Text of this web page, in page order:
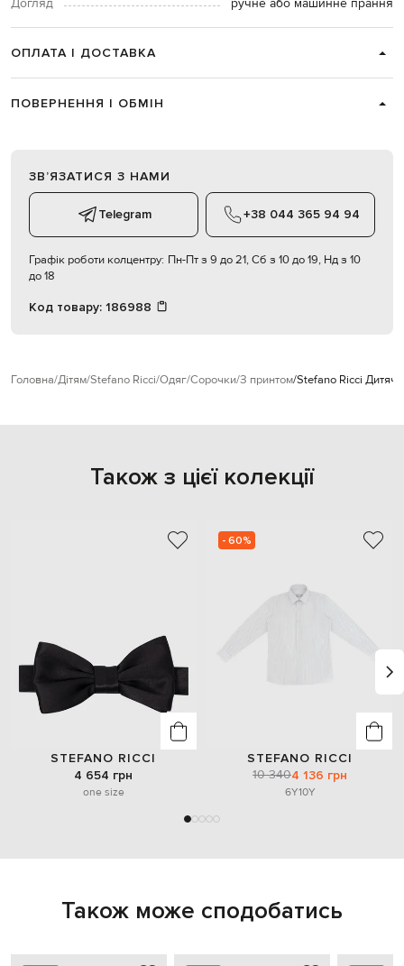
Догляд ручне або машинне прання
ОПЛАТА І ДОСТАВКА
ПОВЕРНЕННЯ І ОБМІН
ЗВʼЯЗАТИСЯ З НАМИ
Telegram +38 044 365 94 94
Графік роботи колцентру: Пн-Пт з 9 до 21, Сб з 10 до 19, Нд з 10
до 18
Код товару: 186988
Головна Дітям Stefano Ricci Одяг Сорочки З принтом Stefano Ricci
Також з цієї колекції
STEFANO RICCI
4 654 грн
one size
- 60%
STEFANO RICCI
10 3404 136 грн
6Y10Y
Також може сподобатись